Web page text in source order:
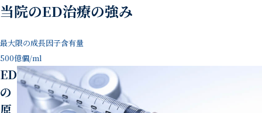
当院のED治療の強み
最大限の成長因子含有量
500億個/ml
ED
の
原